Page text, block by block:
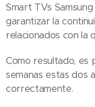
Smart TVs
garantizar la
relacionados con la
Como resultado, es
semanas estas dos
correctamente.